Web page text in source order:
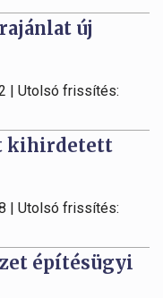
új
| Utolsó frissítés:
kihirdetett
| Utolsó frissítés:
építésügyi